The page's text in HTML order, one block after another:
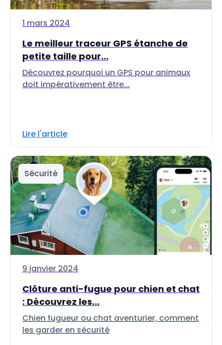
1 mars 2024
Le meilleur traceur GPS étanche de
petite taille pour...
Découvrez pourquoi un GPS pour animaux
doit impérativement être...
Lire l'article
Sécurité
9 janvier 2024
Clôture anti-fugue pour chien et chat
: Découvrez les...
Chien fugueur ou chat aventurier, comment
les garder en sécurité